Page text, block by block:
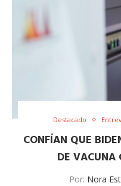
Destacado
CONFÍAN QUE
DE VACUNA
Por: Nora